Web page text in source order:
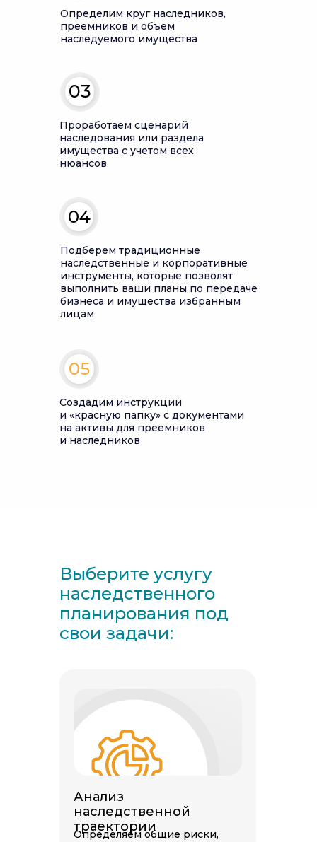
Проработаем сценарий
наследования или раздела
имущества с учетом всех
нюансов
03
Создадим инструкции
и «красную папку» c документами
на активы для преемников
и наследников
Подберем традиционные
наследственные и корпоративные
инструменты, которые позволят
выполнить ваши планы по передаче
бизнеса и имущества избранным
лицам
04
Определим круг наследников,
преемников и объем
наследуемого имущества
05
Выберите услугу
наследственного
планирования под
свои задачи:
Анализ
наследственной
траектории
Определяем общие риски,